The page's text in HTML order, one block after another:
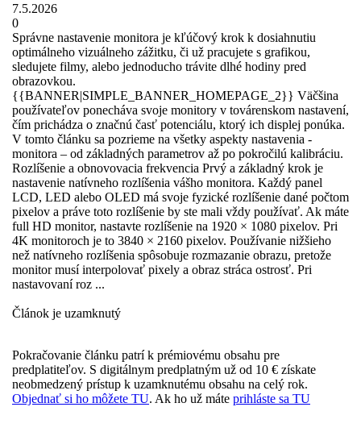
7.5.2026
0
Správne nastavenie monitora je kľúčový krok k dosiahnutiu
optimálneho vizuálneho zážitku, či už pracujete s grafikou,
sledujete filmy, alebo jednoducho trávite dlhé hodiny pred
obrazovkou.
{{BANNER|SIMPLE_BANNER_HOMEPAGE_2}} Väčšina
používateľov ponecháva svoje monitory v továrenskom nastavení,
čím prichádza o značnú časť potenciálu, ktorý ich displej ponúka.
V tomto článku sa ­pozrieme na všetky aspekty nastavenia ­
monitora – od zá­kladných parametrov až po pokročilú kalibráciu.
Rozlíšenie a obnovovacia frekvencia Prvý a základný krok je
nastavenie natívneho rozlíšenia vášho monitora. Každý panel
LCD, LED alebo OLED má svoje fyzické rozlíšenie dané počtom
pixelov a práve toto rozlíšenie by ste mali vždy používať. Ak máte
full HD monitor, nastavte rozlíšenie na 1920 × 1080 pixelov. Pri
4K monitoroch je to 3840 × 2160 pixelov. Používanie nižšieho
než natívneho rozlíšenia spôsobuje rozmazanie obrazu, pretože
monitor musí interpolovať pixely a obraz stráca ostrosť. Pri
nastavovaní roz ...
Článok je uzamknutý
Pokračovanie článku patrí k prémiovému obsahu pre
predplatiteľov. S digitálnym predplatným už od 10 € získate
neobmedzený prístup k uzamknutému obsahu na celý rok.
Objednať si ho môžete TU. Ak ho už máte prihláste sa TU